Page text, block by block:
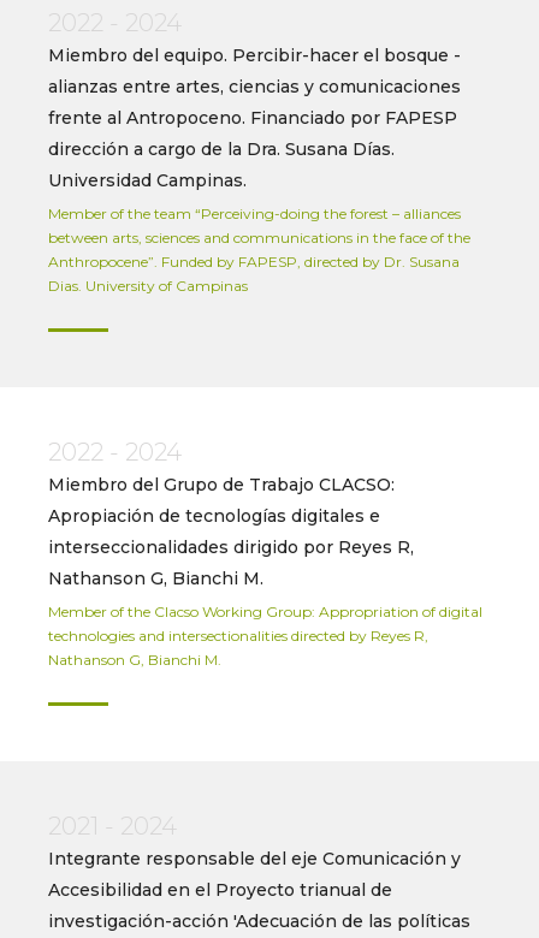
2022 - 2024
Miembro del equipo. Percibir-hacer el bosque -
alianzas entre artes, ciencias y comunicaciones
frente al Antropoceno. Financiado por FAPESP
dirección a cargo de la Dra. Susana Días.
Universidad Campinas.
Member of the team “Perceiving-doing the forest – alliances
between arts, sciences and communications in the face of the
Anthropocene”. Funded by FAPESP, directed by Dr. Susana
Dias. University of Campinas
2022 - 2024
Miembro del Grupo de Trabajo CLACSO:
Apropiación de tecnologías digitales e
interseccionalidades dirigido por Reyes R,
Nathanson G, Bianchi M.
Member of the Clacso Working Group: Appropriation of digital
technologies and intersectionalities directed by Reyes R,
Nathanson G, Bianchi M.
2021 - 2024
Integrante responsable del eje Comunicación y
Accesibilidad en el Proyecto trianual de
investigación-acción 'Adecuación de las políticas